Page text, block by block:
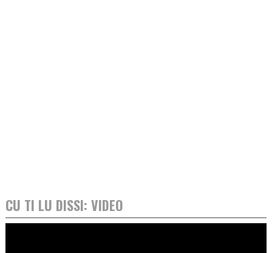
CU TI LU DISSI: VIDEO